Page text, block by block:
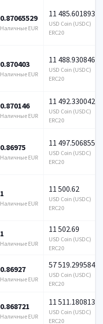
0.87065529
Наличные EUR
11 485.601893
USD Coin (USDC)
ERC20
0.870403
Наличные EUR
11 488.930846
USD Coin (USDC)
ERC20
0.870146
Наличные EUR
11 492.330042
USD Coin (USDC)
ERC20
0.86975
Наличные EUR
11 497.506855
USD Coin (USDC)
ERC20
1
Наличные EUR
11 500.62
USD Coin (USDC)
ERC20
1
Наличные EUR
11 502.69
USD Coin (USDC)
ERC20
0.86927
Наличные EUR
57 519.299584
USD Coin (USDC)
ERC20
0.868721
Наличные EUR
11 511.180813
USD Coin (USDC)
ERC20